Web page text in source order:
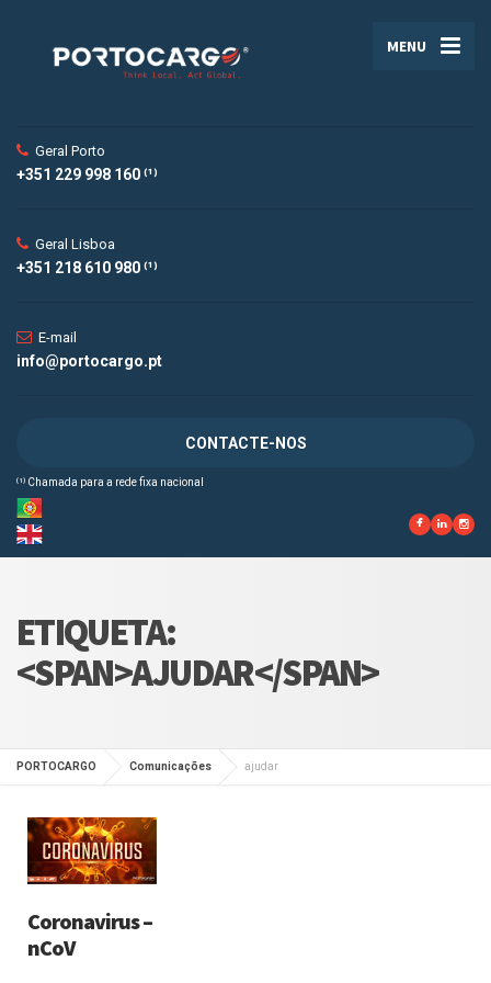
MENU
Geral Porto
+351 229 998 160 ⁽¹⁾
Geral Lisboa
+351 218 610 980 ⁽¹⁾
E-mail
info@portocargo.pt
CONTACTE-NOS
⁽¹⁾ Chamada para a rede fixa nacional
ETIQUETA:
<SPAN>AJUDAR</SPAN>
PORTOCARGO Comunicações ajudar
Coronavirus –
nCoV